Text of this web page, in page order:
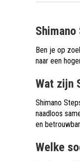
Ben je op
naar een
Wat zijn
Shimano
naadloos
en
Welke